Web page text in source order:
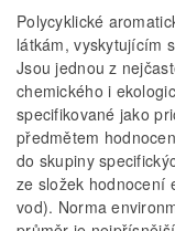
Polycyklické
látkám, vyskytujícím
Jsou jednou z
chemického i
specifikované jako
předmětem
do skupiny
ze složek hodnocení
vod). Norma